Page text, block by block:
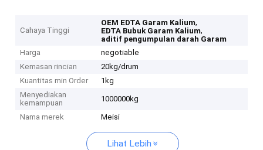
Cahaya Tinggi
OEM EDTA Garam Kalium,
EDTA Bubuk Garam Kalium,
aditif pengumpulan darah Garam
Harga
negotiable
Kemasan rincian
20kg/drum
Kuantitas min Order
1kg
Menyediakan
kemampuan
1000000kg
Nama merek Meisi
Lihat Lebih